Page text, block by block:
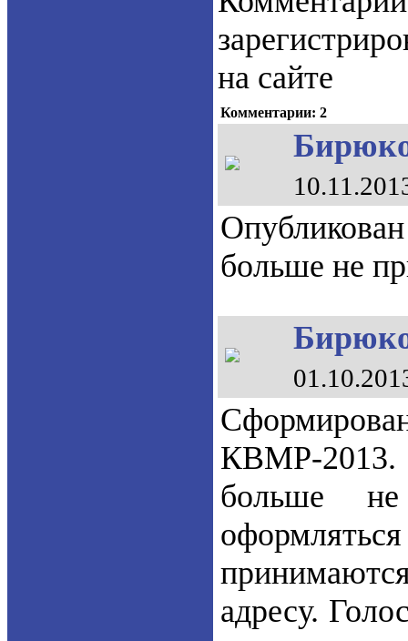
на сайте
Комментарии: 2
больше не
КВМР-
больше
адресу.